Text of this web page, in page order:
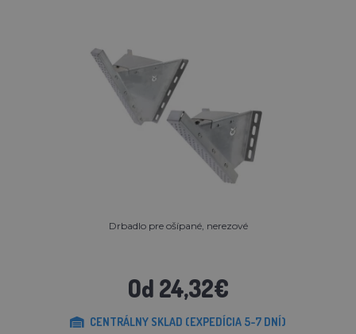
Drbadlo pre ošípané, nerezové
Od 24,32€
CENTRÁLNY SKLAD (EXPEDÍCIA 5-7 DNÍ)